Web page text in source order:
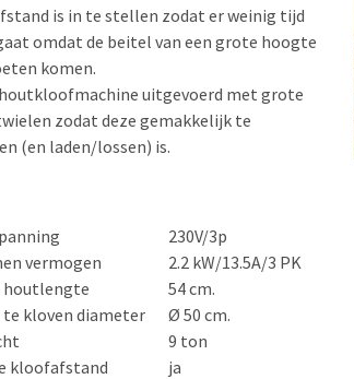
is in te stellen zodat er weinig tijd
omdat de beitel van een grote hoogte
komen.
houtkloofmachine uitgevoerd met grote
zodat deze gemakkelijk te
(en laden/lossen) is.
230V/3p
vermogen
2.2 kW/13.5A/3 PK
houtlengte
54 cm.
te kloven diameter Ø 50 cm.
9 ton
kloofafstand
ja